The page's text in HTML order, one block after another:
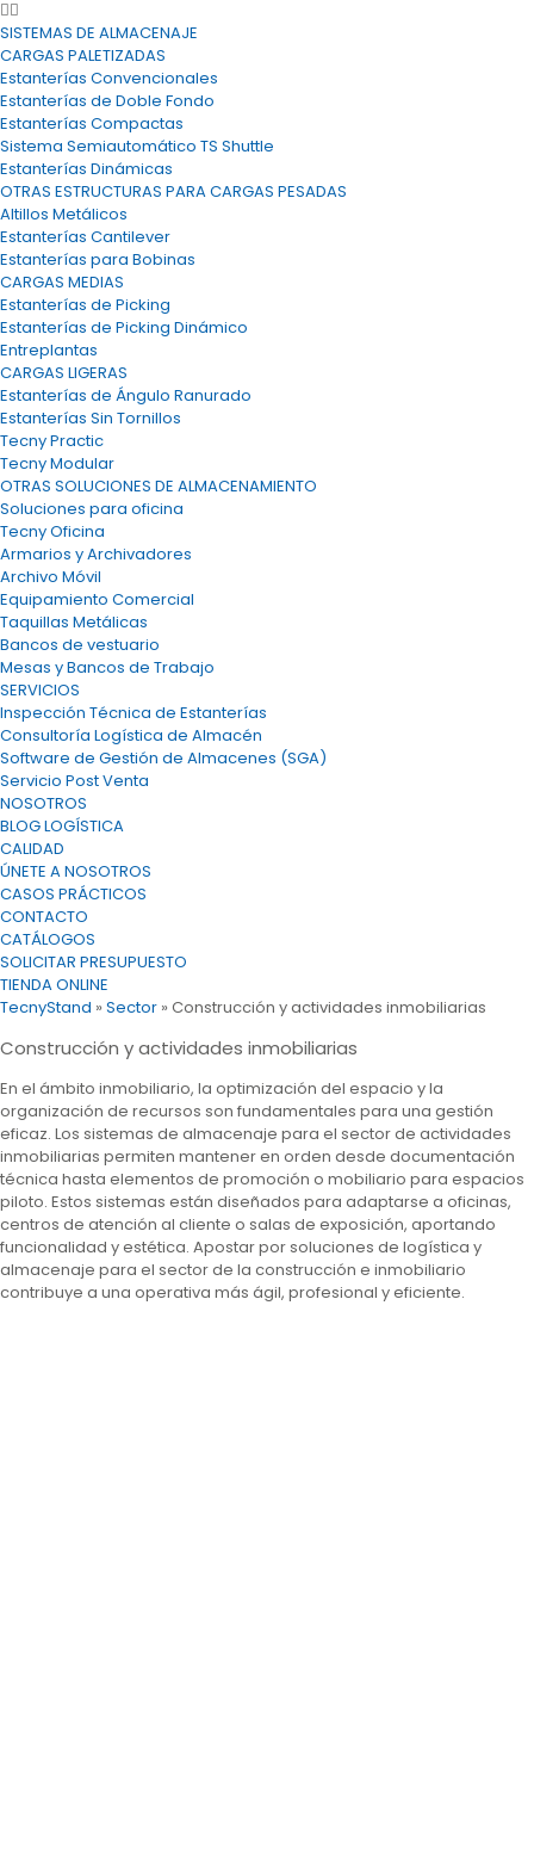
SISTEMAS DE ALMACENAJE
CARGAS PALETIZADAS
Estanterías Convencionales
Estanterías de Doble Fondo
Estanterías Compactas
Sistema Semiautomático TS Shuttle
Estanterías Dinámicas
OTRAS ESTRUCTURAS PARA CARGAS PESADAS
Altillos Metálicos
Estanterías Cantilever
Estanterías para Bobinas
CARGAS MEDIAS
Estanterías de Picking
Estanterías de Picking Dinámico
Entreplantas
CARGAS LIGERAS
Estanterías de Ángulo Ranurado
Estanterías Sin Tornillos
Tecny Practic
Tecny Modular
OTRAS SOLUCIONES DE ALMACENAMIENTO
Soluciones para oficina
Tecny Oficina
Armarios y Archivadores
Archivo Móvil
Equipamiento Comercial
Taquillas Metálicas
Bancos de vestuario
Mesas y Bancos de Trabajo
SERVICIOS
Inspección Técnica de Estanterías
Consultoría Logística de Almacén
Software de Gestión de Almacenes (SGA)
Servicio Post Venta
NOSOTROS
BLOG LOGÍSTICA
CALIDAD
ÚNETE A NOSOTROS
CASOS PRÁCTICOS
CONTACTO
CATÁLOGOS
SOLICITAR PRESUPUESTO
TIENDA ONLINE
TecnyStand » Sector » Construcción y actividades inmobiliarias
Construcción y actividades inmobiliarias
En el ámbito inmobiliario, la optimización del espacio y la
organización de recursos son fundamentales para una gestión
eficaz. Los sistemas de almacenaje para el sector de actividades
inmobiliarias permiten mantener en orden desde documentación
técnica hasta elementos de promoción o mobiliario para espacios
piloto. Estos sistemas están diseñados para adaptarse a oficinas,
centros de atención al cliente o salas de exposición, aportando
funcionalidad y estética. Apostar por soluciones de logística y
almacenaje para el sector de la construcción e inmobiliario
contribuye a una operativa más ágil, profesional y eficiente.